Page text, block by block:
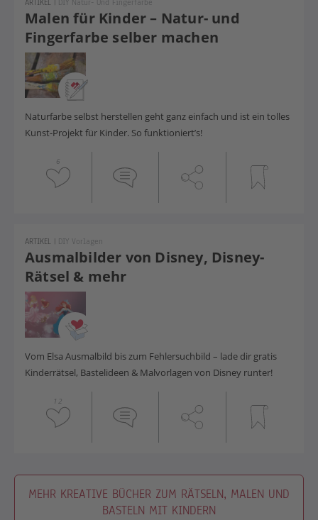
Malen für Kinder – Natur- und
Fingerfarbe selber machen
Naturfarbe selbst herstellen geht ganz einfach und ist ein tolles
Kunst-Projekt für Kinder. So funktioniert’s!
6
Ausmalbilder von Disney, Disney-
Rätsel & mehr
ARTIKEL | DIY Vorlagen
Vom Elsa Ausmalbild bis zum Fehlersuchbild – lade dir gratis
Kinderrätsel, Bastelideen & Malvorlagen von Disney runter!
12
MEHR KREATIVE BÜCHER ZUM RÄTSELN, MALEN UND
BASTELN MIT KINDERN